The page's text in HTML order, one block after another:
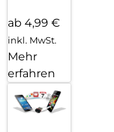
ab 4,99 €
inkl. MwSt.
Mehr
erfahren